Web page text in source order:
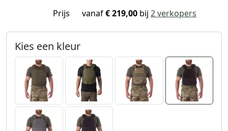
Prijs
vanaf€ 219,00 bij 2 verkopers
Kies een kleur